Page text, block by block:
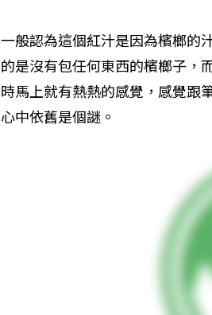
一般認為這個紅汁是因為檳榔的
的是沒有包任何東西的檳榔子，
時馬上就有熱熱的感覺，感覺跟
心中依舊是個謎。